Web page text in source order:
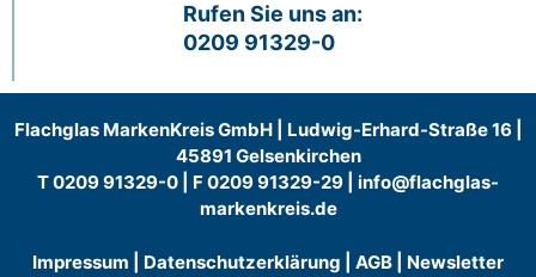
Rufen Sie uns an:
0209 91329-0
Flachglas MarkenKreis GmbH | Ludwig-Erhard-Straße 16 |
45891 Gelsenkirchen
T0209 91329-0 | F 0209 91329-29 | info@flachglas-
markenkreis.de
Impressum Datenschutzerklärung AGB Newsletter